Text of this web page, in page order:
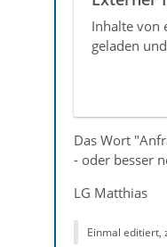
Inhalte von
geladen
Das Wort
- oder besser
LG Matthias
Einmal editiert,